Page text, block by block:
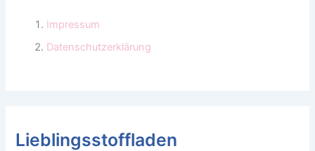
Impressum
Datenschutzerklärung
Lieblingsstoffladen